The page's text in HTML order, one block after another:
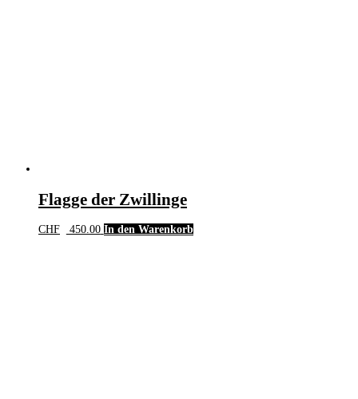
Flagge der Zwillinge
CHF 450.00 In den Warenkorb